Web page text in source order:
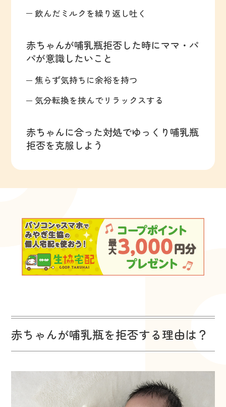
飲んだミルクを繰り返し吐く
赤ちゃんが哺乳瓶拒否した時にママ・パ
パが意識したいこと
焦らず気持ちに余裕を持つ
気分転換を挟んでリラックスする
赤ちゃんに合った対処でゆっくり哺乳瓶
拒否を克服しよう
赤ちゃんが哺乳瓶を拒否する理由は？